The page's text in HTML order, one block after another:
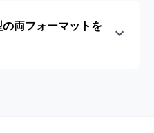
両フォーマットを